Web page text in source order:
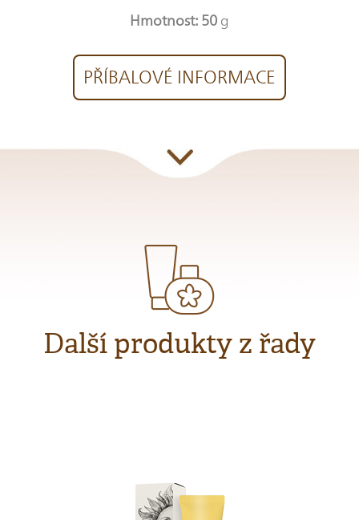
Hmotnost: 50 g
PŘÍBALOVÉ INFORMACE
Další produkty z řady